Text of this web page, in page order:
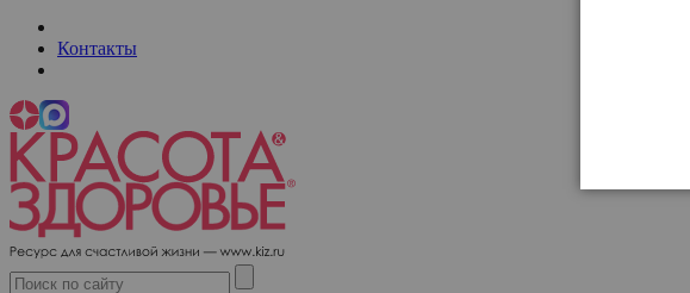
Контакты